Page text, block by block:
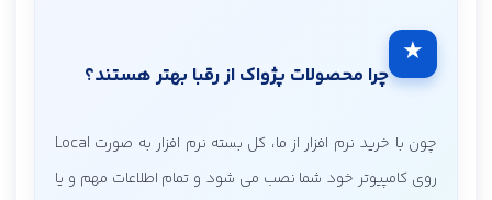
★
چرا محصولات پژواک از رقبا بهتر هستند؟
چون با خرید نرم افزار از ما، کل بسته نرم افزار به صورت Local
روی کامپیوتر خود شما نصب می شود و تمام اطلاعات مهم و یا